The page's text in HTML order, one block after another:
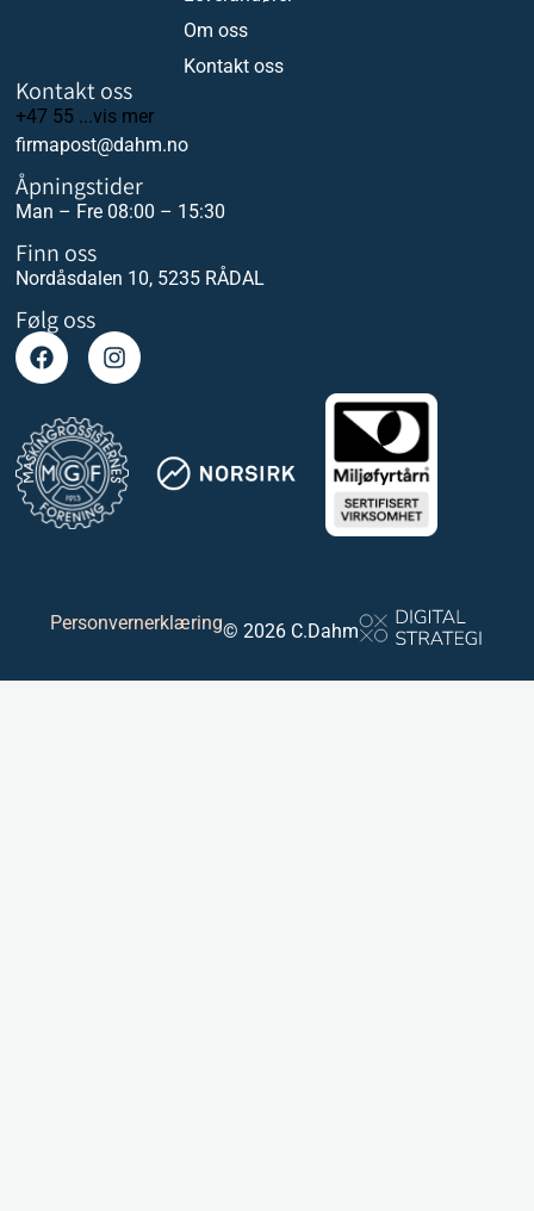
Om oss
Kontakt oss
Kontakt oss
+47 55 ...vis mer
firmapost@dahm.no
Åpningstider
Man – Fre 08:00 – 15:30
Finn oss
Nordåsdalen 10, 5235 RÅDAL
Følg oss
Personvernerklæring© 2026 C.Dahm